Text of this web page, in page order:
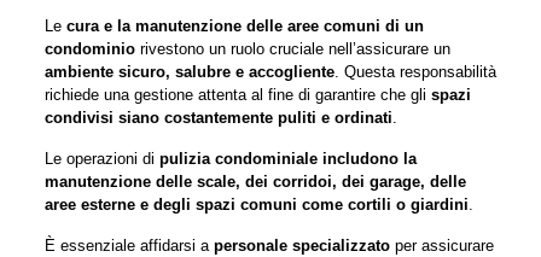
Le cura e la manutenzione delle aree comuni di un
condominiorivestono un ruolo cruciale nell’assicurare un
ambiente sicuro, salubre e accogliente. Questa responsabilità
richiede una gestione attenta al fine di garantire che gli spazi
condivisi siano costantemente puliti e ordinati.
Le operazioni di pulizia condominiale includono la
manutenzione delle scale, dei corridoi, dei garage, delle
aree esterne e degli spazi comuni come cortili o giardini.
È essenziale affidarsi a personale specializzatoper assicurare